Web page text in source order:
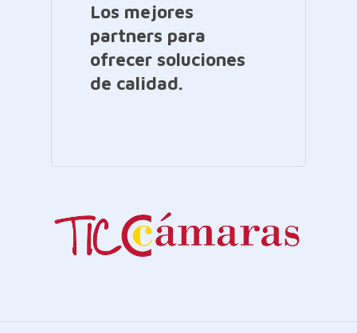
Los mejores
partners para
ofrecer soluciones
de calidad.